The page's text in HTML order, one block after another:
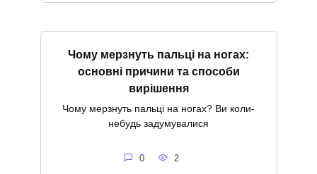
Чому мерзнуть пальці на ногах:
основні причини та способи
вирішення
Чому мерзнуть пальці на ногах? Ви коли-
небудь задумувалися
0 2